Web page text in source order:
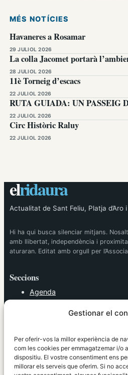
Gestionar el
Per oferir-vos la millor experiència de
com les cookies per emmagatzemar i/o
dispositiu. El vostre consentiment ens
millorar els serveis que oferim. Si no
MÉS NOTÍCIES
Havaneres a Rosamar
29 JULIOL 2026
La colla Jacomet portarà
28 JULIOL 2026
11è Torneig d’escacs
22 JULIOL 2026
RUTA GUIADA: UN PASSEIG
22 JULIOL 2026
Circ Històric Raluy
22 JULIOL 2026
elridaura
Actualitat de Sant Feliu, Platja d’Aro
Hi ha qui busca silenciar mitjans.
amb llibertat, independència i
aturaran. Editat amb orgull per
Seccions
Agenda
Política
Societat
Tendències